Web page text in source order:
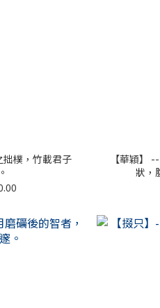
拙樸，竹載君子
【華穎】
狀，